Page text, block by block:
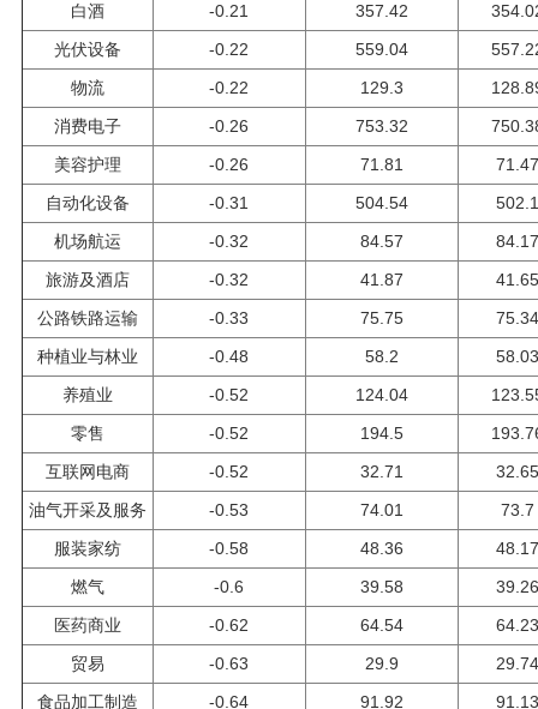
白酒
-0.21 357.42
光伏设备
-0.22 559.04
物流
-0.22 129.3
消费电子
-0.26 753.32
美容护理
-0.26 71.81
71.47
自动化设备
-0.31 504.54
502.1
机场航运
-0.32 84.57
84.17
旅游及酒店
-0.32 41.87
41.65
公路铁路运输
-0.33 75.75
75.34
种植业与林业
-0.48 58.2
58.03
养殖业
-0.52 124.04
零售
-0.52 194.5
互联网电商
-0.52 32.71
32.65
油气开采及服务
-0.53 74.01
73.7
服装家纺
-0.58 48.36
48.17
燃气
-0.6 39.58
39.26
医药商业
-0.62 64.54
64.23
贸易
-0.63 29.9
29.74
食品加工制造
-0.64 91.92
91.13